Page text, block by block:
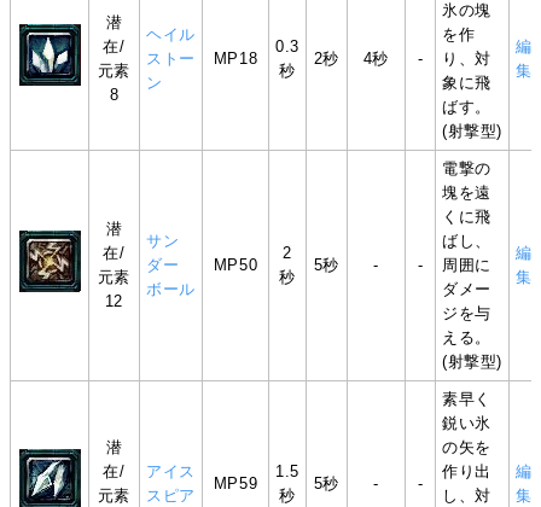
潜
在/
元素
8
ヘイル
ストー
ン
MP18
0.3
秒
2秒 4秒 -
氷の塊
を作
り、対
象に飛
ばす。
(射撃型)
編
集
潜
在/
元素
12
サン
ダー
ボール
MP50
2
秒
5秒 - -
電撃の
塊を遠
くに飛
ばし、
周囲に
ダメー
ジを与
える。
(射撃型)
編
集
潜
在/
元素
アイス
スピア
MP59
1.5
秒
5秒 - -
素早く
鋭い氷
の矢を
作り出
し、対
編
集